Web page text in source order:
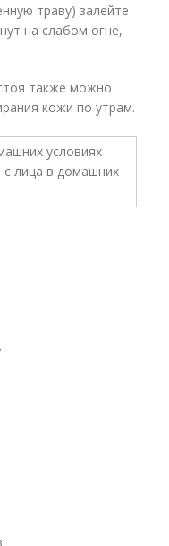
траву) залейте
на слабом огне,
также можно
кожи по утрам.